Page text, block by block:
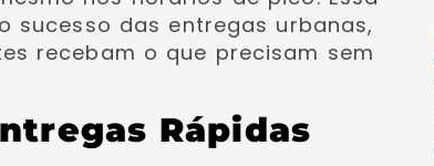
sucesso das entregas urbanas,
recebam o que precisam sem
Rápidas